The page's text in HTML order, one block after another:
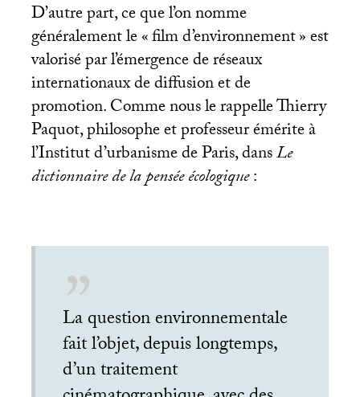
D’autre part, ce que l’on nomme
généralement le «film d’environnement» est
valorisé par l’émergence de réseaux
internationaux de diffusion et de
promotion. Comme nous le rappelle Thierry
Paquot, philosophe et professeur émérite à
l’Institut d’urbanisme de Paris, dansLe
dictionnaire de la pensée écologique:
La question environnementale
fait l’objet, depuis longtemps,
d’un traitement